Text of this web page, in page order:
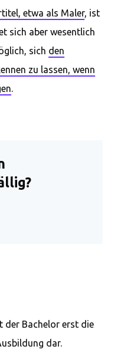
etwa als Maler, ist
sich aber wesentlich
sich den
zu lassen, wenn
.
der Bachelor erst die
dar.